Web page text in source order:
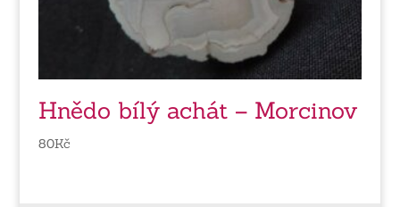
Hnědo bílý achát – Morcinov
80Kč